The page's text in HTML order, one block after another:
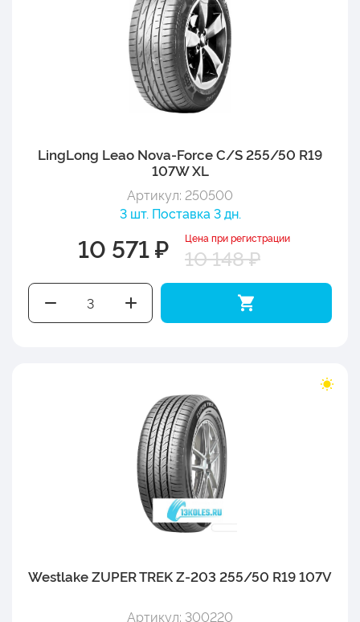
LingLong Leao Nova-Force C/S 255/50 R19
107W XL
Артикул: 250500
3 шт. Поставка 3 дн.
10 571 ₽ Цена при регистрации
10 148 ₽
Westlake ZUPER TREK Z-203 255/50 R19 107V
Артикул: 300220